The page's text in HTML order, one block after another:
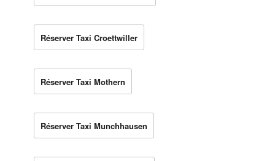
Réserver Taxi Croettwiller
Réserver Taxi Mothern
Réserver Taxi Munchhausen